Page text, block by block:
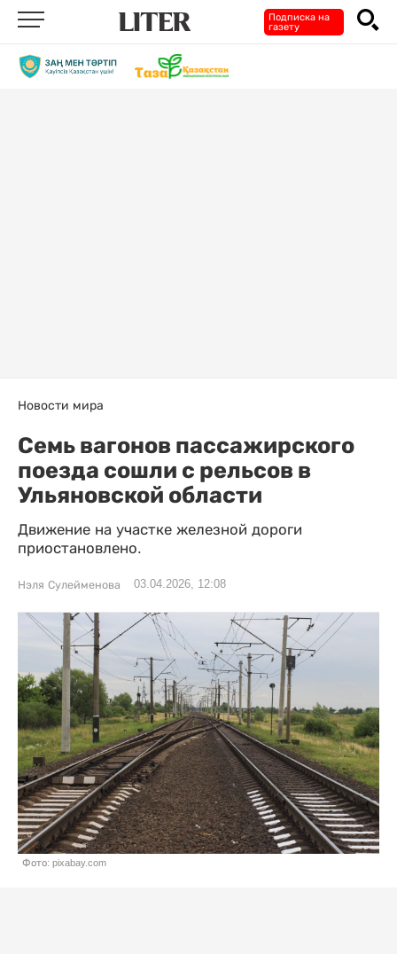
Подписка на
газету
Новости мира
Семь вагонов пассажирского
поезда сошли с рельсов в
Ульяновской области
Движение на участке железной дороги
приостановлено.
Нэля Сулейменова 03.04.2026, 12:08
Фото: pixabay.com